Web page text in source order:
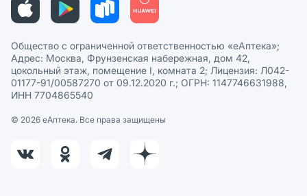
Общество с ограниченной ответственностью «еАптека»;
Адрес: Москва, Фрунзенская набережная, дом 42,
цокольный этаж, помещение I, комната 2; Лицензия: Л042-
01177-91/00587270 от 09.12.2020 г.; ОГРН: 1147746631988,
ИНН 7704865540
© 2026 eАптека. Все права защищены